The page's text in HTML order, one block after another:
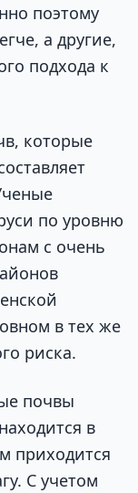
поэтому
а другие,
подхода к
которые
по уровню
с очень
в тех же
риска.
почвы
в
приходится
С учетом